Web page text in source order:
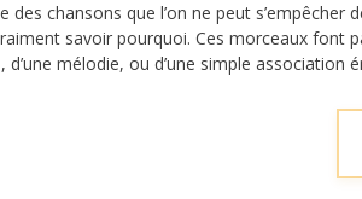
des chansons que l’on ne peut
savoir pourquoi. Ces morceaux font
d’une mélodie, ou d’une simple association